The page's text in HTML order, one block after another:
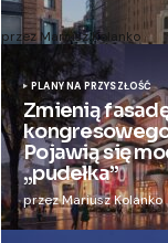
nowoczesny
przez Mariusz Kolanko
PLANY NA PRZYSZŁOŚĆ
Zmienią
Pojawią się
„pudełka”
przez Mariusz Kolanko